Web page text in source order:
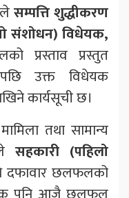
सम्पत्ति शुद्धीकरण
संशोधन) विधेयक,
प्रस्ताव प्रस्तुत
उक्त विधेयक
कार्यसूची छ।
तथा सामान्य
सहकारी (पहिलो
दफावार छलफलको